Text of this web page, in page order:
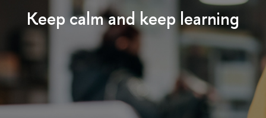
Keep calm and keep learning